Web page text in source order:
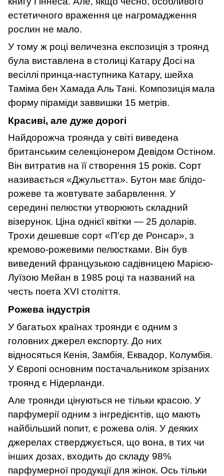
естетичного враження це нагромадження
рослин не мало.
У тому ж році величезна експозиція з троянд
була виставлена встолиці КатаруДосі на
весіллі принца-наступника Катару, шейха
Таміма бен Хамада Аль Тані. Композиція мала
форму піраміди заввишки 15 метрів.
Красиві, але дуже дорогі
Найдорожча троянда у світі виведена
британським селекціонером Девідом Остіном.
Він витратив на її створення 15 років. Сорт
називається «Джульєтта». Бутон має блідо-
рожеве та жовтувате забарвлення. У
середині пелюстки утворюють складний
візерунок. Ціна однієї квітки — 25 доларів.
Трохи дешевше сорт «П'єр де Ронсар», з
кремово-рожевими пелюстками. Він був
виведений французькою садівницею Марією-
Луїзою Мейан в 1985 році та названий на
честь поета XVI століття.
Рожева індустрія
У багатьох країнах троянди є одним з
головних джерел експорту. До них
відносяться Кенія, Замбія, Еквадор, Колумбія.
У Європі основним постачальником зрізаних
троянд є Нідерланди.
Але троянди цінуються не тільки красою. У
парфумерії одним з інгредієнтів, що мають
найбільший попит, є рожева олія. У деяких
джерелах стверджується, що вона, в тих чи
інших дозах, входить до складу 98%
парфумерної продукції для жінок. Ось тільки